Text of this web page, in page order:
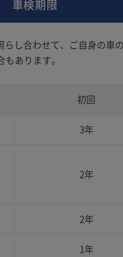
車検期限
し合わせて、ご自身の車
あります。
初回
3年
2年
2年
1年